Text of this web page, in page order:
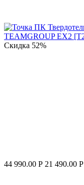
Скидка 52%
44 990.00 Р 21 490.00 Р